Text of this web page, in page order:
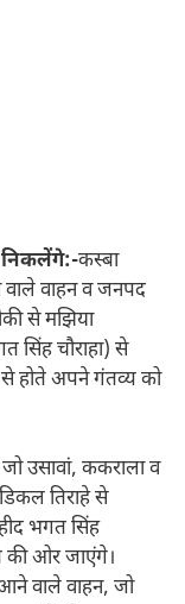
निकलेंगे:-कस्बा
वाहन व जनपद
से मझिया
सिंह चौराहा) से
होते अपने गंतव्य को
उसावां, ककराला व
तिराहे से
भगत सिंह
ओर जाएंगे।
वाले वाहन, जो